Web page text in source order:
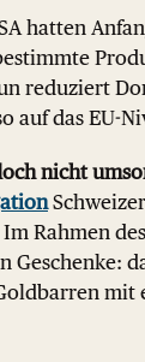
hatten
reduziert
auf das EU-
nicht
Rahmen
Geschenke:
mit